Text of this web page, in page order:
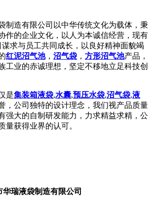
造有限公司以中华传统文化为载体，秉
作的企业文化，以人为本诚信经营，现有
谋求与员工共同成长，以良好精神面貌竭
红泥沼气池， 沼气袋 ， 方形沼气池产品，
工业的赤诚理想，坚定不移地立足科技创
是集装箱液袋,水囊,预压水袋,沼气袋,液
，公司独特的设计理念，我们视产品质量
强大的自制研发能力，力求精益求精，公
量获得业界的认可。
瑞液袋制造有限公司